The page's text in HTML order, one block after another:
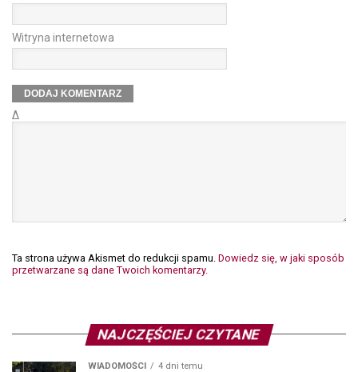
Witryna internetowa
Δ
Ta strona używa Akismet do redukcji spamu. Dowiedz się, w jaki sposób
przetwarzane są dane Twoich komentarzy.
NAJCZĘŚCIEJ CZYTANE
WIADOMOŚCI 4 dni temu